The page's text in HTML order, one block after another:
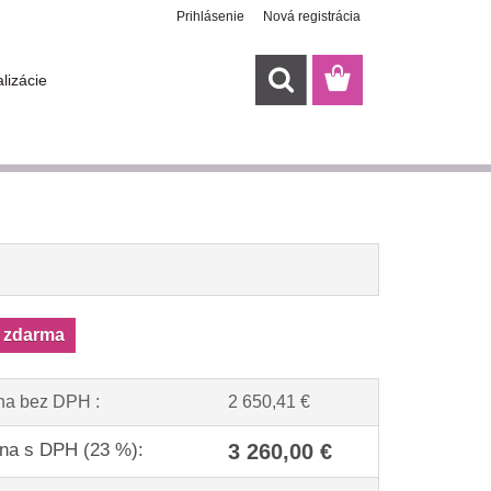
Prihlásenie Nová registrácia
bez DPH : 2 650,41 €
s DPH (23 %): 3 260,00 €